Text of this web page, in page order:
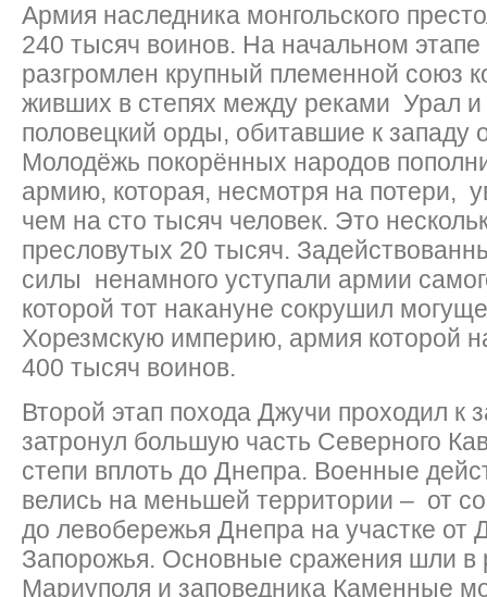
Армия наследника монгольского
240 тысяч воинов. На начальном
разгромлен крупный племенной союз
живших в степях между реками Урал
половецкий орды, обитавшие к западу
Молодёжь покорённых народов
армию, которая, несмотря на потери,
чем на сто тысяч человек. Это
пресловутых 20 тысяч.
силы ненамного уступали армии
которой тот накануне сокрушил
Хорезмскую империю, армия которой
400 тысяч воинов.
Второй этап похода Джучи проходил к
затронул большую часть Северного
степи вплоть до Днепра. Военные
велись на меньшей территории – от
до левобережья Днепра на участке от
Запорожья. Основные сражения шли в
Мариуполя и заповедника Каменные